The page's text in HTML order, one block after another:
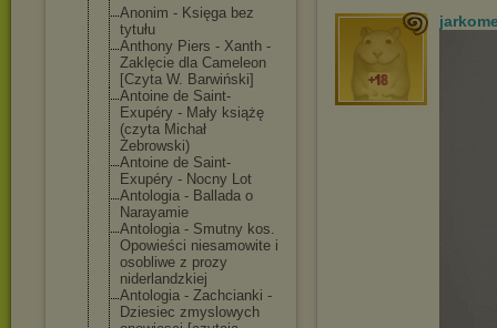
Anonim - Księga bez
tytułu
Anthony Piers - Xanth -
Zaklęcie dla Cameleon
[Czyta W. Barwiński]
Antoine de Saint-
Exupéry - Mały książę
(czyta Michał
Żebrowski)
Antoine de Saint-
Exupéry - Nocny Lot
Antologia - Ballada o
Narayamie
Antologia - Smutny kos.
Opowieści niesamowite i
osobliwe z prozy
niderlandzkiej
Antologia - Zachcianki -
Dziesiec zmyslowych